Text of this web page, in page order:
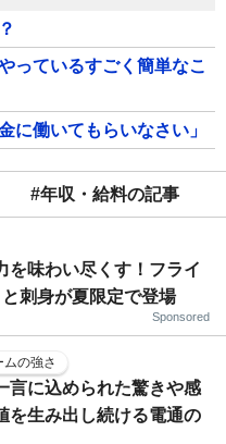
っているすごく簡単なこ
に働いてもらいなさい」
#年収・給料の記事
を味わい尽くす！フライ
刺身が夏限定で登場
Sponsored
の強さ
言に込められた驚きや感
を生み出し続ける電通の